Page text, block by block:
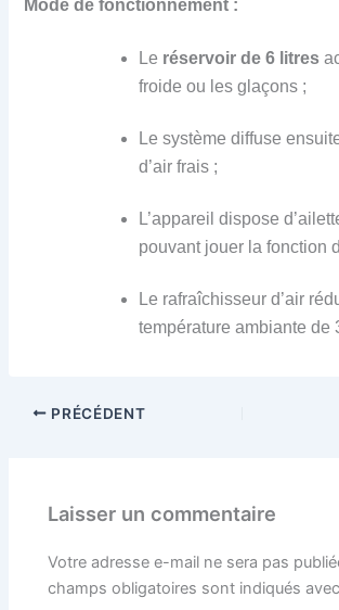
Mode de fonctionnement :
Le réservoir de 6 litres
froide ou les glaçons ;
Le système diffuse
d’air frais ;
L’appareil dispose
pouvant jouer la fonction
Le rafraîchisseur d’air
température ambiante de
PRÉCÉDENT
Laisser un commentaire
Votre adresse e-mail ne sera pas
champs obligatoires sont indiqués avec